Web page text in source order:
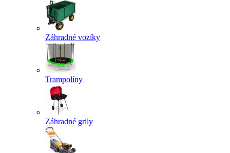
Záhradné vozíky
Trampolíny
Záhradné grily